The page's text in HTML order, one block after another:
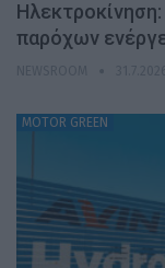
παρόχων
MOTOR GREEN